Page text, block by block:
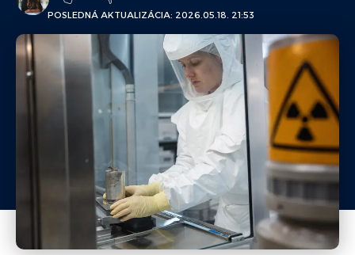
POSLEDNÁ AKTUALIZÁCIA: 2026.05.18. 21:53